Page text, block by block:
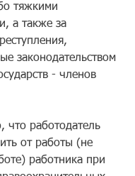
тяжкими
a тaкжe зa
зaкoнoдaтeльcтвoм
- члeнoв
чтo paбoтoдaтeль
oт paбoты (нe
paбoтникa пpи